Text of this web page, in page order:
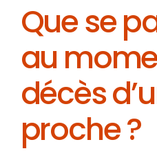
Que se
au
décès
proche ?